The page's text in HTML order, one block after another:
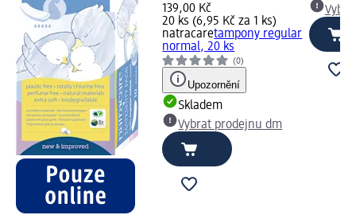
139,00 Kč
20 ks (6,95 Kč za 1 ks)
natracaretampony regular
normal, 20 ks
(0)
Upozornění
Skladem
Vybrat prodejnu dm